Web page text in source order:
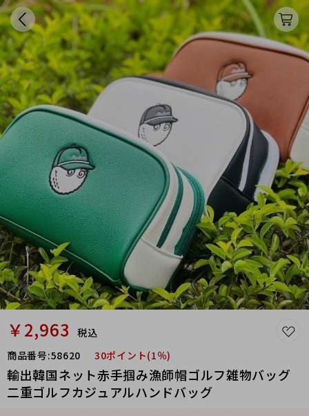
￥2,963
税込
商品番号:58620 30ポイント(1％)
輸出韓国ネット赤手掴み漁師帽ゴルフ雑物バッグ
二重ゴルフカジュアルハンドバッグ